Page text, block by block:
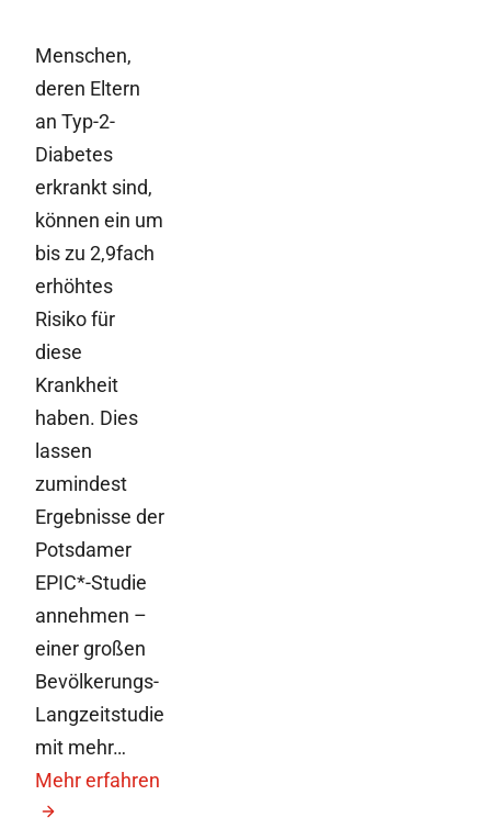
Menschen,
deren Eltern
an Typ-2-
Diabetes
erkrankt sind,
können ein um
bis zu 2,9fach
erhöhtes
Risiko für
diese
Krankheit
haben. Dies
lassen
zumindest
Ergebnisse der
Potsdamer
EPIC*-Studie
annehmen –
einer großen
Bevölkerungs-
Langzeitstudie
mit mehr…
Mehr erfahren